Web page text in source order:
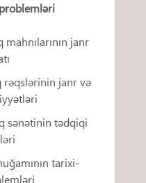
janr
rəqslərinin janr və
sənətinin tədqiqi
tarixi-